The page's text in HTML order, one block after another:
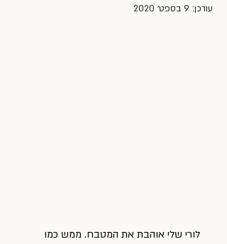
עודכן: 9 בספט׳ 2020
לורי שלי אוהבת את המטבח. ממש כמו